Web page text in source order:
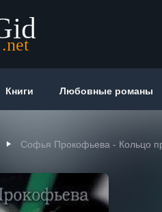
Книги Любовные романы
Софья Прокофьева - Кольцо